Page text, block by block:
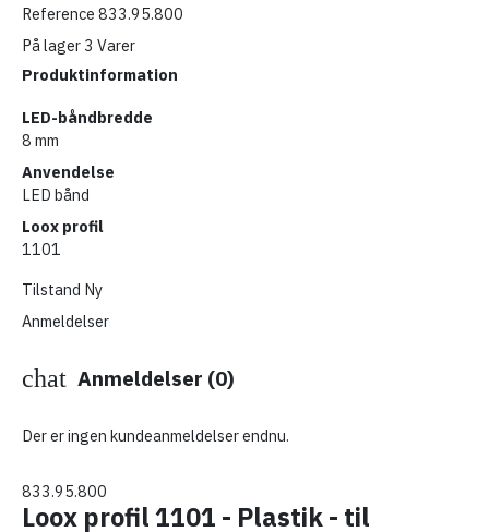
Reference 833.95.800
På lager 3 Varer
Produktinformation
LED-båndbredde
8 mm
Anvendelse
LED bånd
Loox profil
1101
Tilstand Ny
Anmeldelser
chat Anmeldelser (0)
Der er ingen kundeanmeldelser endnu.
833.95.800
Loox profil 1101 - Plastik - til